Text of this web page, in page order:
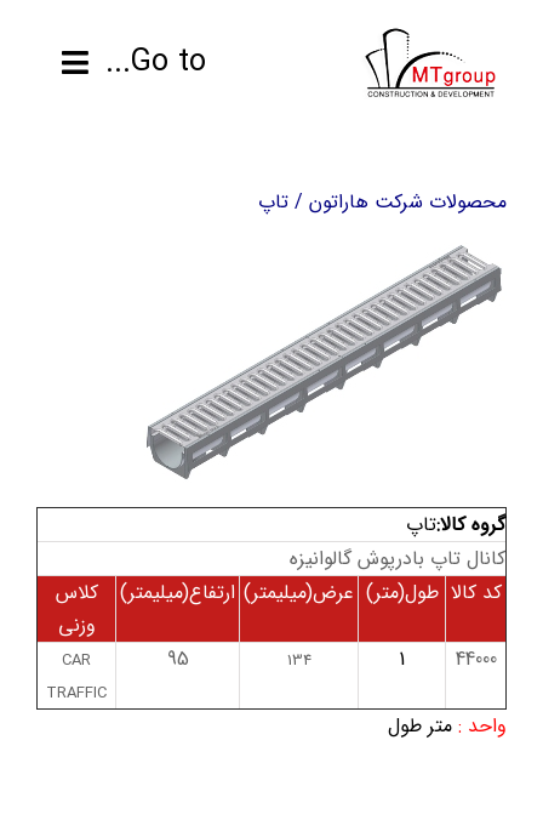
Go to...
محصولات شرکت هاراتون / تاپ
گروه کالا:تاپ
كانال تاپ بادرپوش گالوانيزه
کد کالا طول(متر) عرض(میلیمتر) ارتفاع(میلیمتر)
کلاس
وزنی
44000
1
134
95
CAR
TRAFFIC
واحد : متر طول